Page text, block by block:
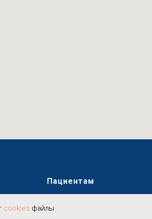
Пациентам
Фотогалерея
cookies файлы